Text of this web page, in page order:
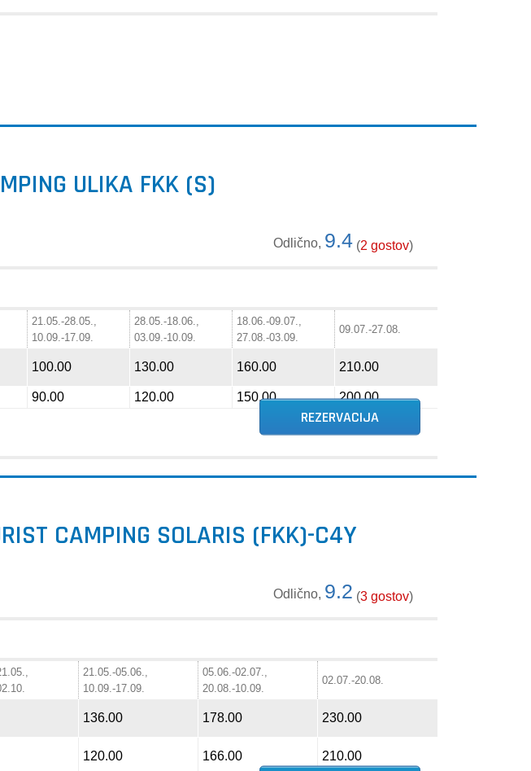
ULIKA FKK (S)
Odlično, 9.4 (2 gostov)
21.05.-28.05.,
10.09.-17.09.
28.05.-18.06.,
03.09.-10.09.
18.06.-09.07.,
27.08.-03.09.
09.07.-27.08.
100.00 130.00 160.00 210.00
90.00 120.00 150.00 200.00
REZERVACIJA
CAMPING SOLARIS (FKK)-C4Y
Odlično, 9.2 (3 gostov)
21.05.-05.06.,
10.09.-17.09.
05.06.-02.07.,
20.08.-10.09.
02.07.-20.08.
136.00 178.00 230.00
120.00 166.00 210.00